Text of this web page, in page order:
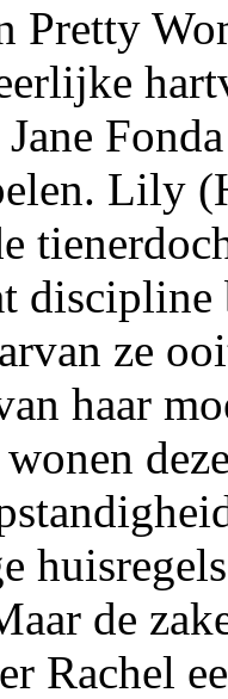
Pretty
Lily
discipline
ze
haar
de
Rachel